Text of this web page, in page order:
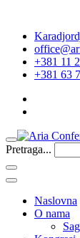
+381 11
+381 63
Pretraga...
Naslovna
O nama